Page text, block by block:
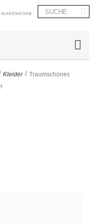
WARENKORB
Kleider > Traumschönes